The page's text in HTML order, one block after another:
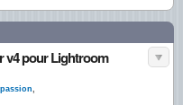
v4 pour Lightroom
,